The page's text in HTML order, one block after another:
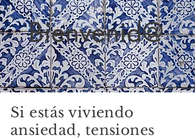
Bienvenid@
Si estás viviendo
ansiedad, tensiones